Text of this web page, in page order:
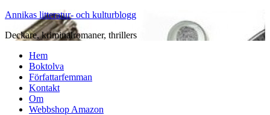
Annikas litteratur- och kulturblogg
Deckare, kriminalromaner, thrillers
Hem
Boktolva
Författarfemman
Kontakt
Om
Webbshop Amazon